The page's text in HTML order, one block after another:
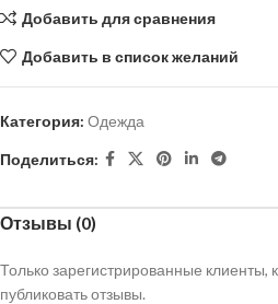
Добавить для сравнения
Добавить в список желаний
Категория: Одежда
Поделиться:
Отзывы (0)
Только зарегистрированные клиенты,
публиковать отзывы.